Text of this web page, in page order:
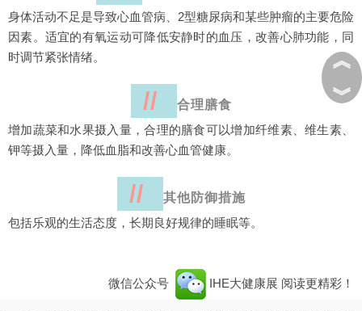
身体活动不足是导致心血管病、2型糖尿病和某些肿瘤的主要危险
因素。适宜的有氧运动可降低安静时的血压，改善心肺功能，同
时调节紧张情绪。
//
合理膳食
增加蔬菜和水果摄入量，合理的膳食可以增加纤维素、维生素、
钾等摄入量，降低血脂和改善心血管健康。
//
其他防御措施
包括乐观的生活态度，长期良好规律的睡眠等。
微信公众号 IHE大健康展 阅读更精彩！
︽
︾